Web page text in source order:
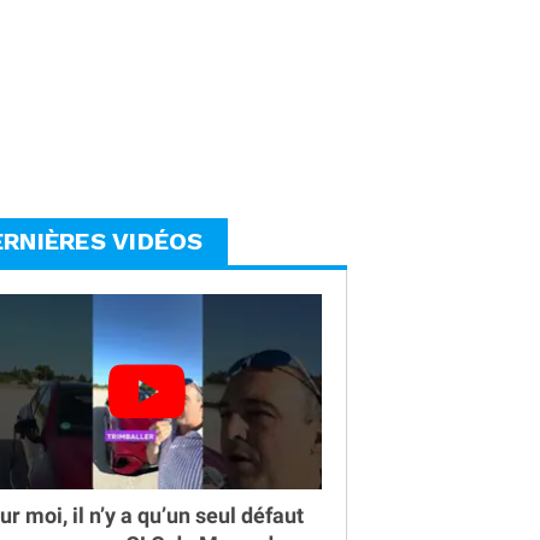
VIDÉOS
moi, il n’y a qu’un seul défaut